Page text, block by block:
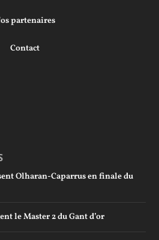
partenaires
Contact
Olharan-Caparrus en finale du
le Master 2 du Gant d’or